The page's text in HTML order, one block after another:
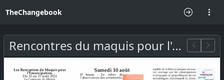
TheChangebook
Rencontres du maquis pour l'émancipation 10-15 août 2024.jpg